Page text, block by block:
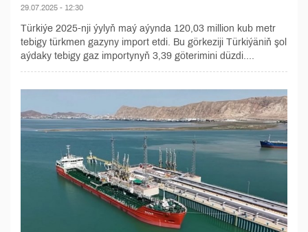
29.07.2025 - 12:30
Türkiýe 2025-nji ýylyň maý aýynda 120,03 million kub metr
tebigy türkmen gazyny import etdi. Bu görkeziji Türkiýäniň şol
aýdaky tebigy gaz importynyň 3,39 göterimini düzdi....